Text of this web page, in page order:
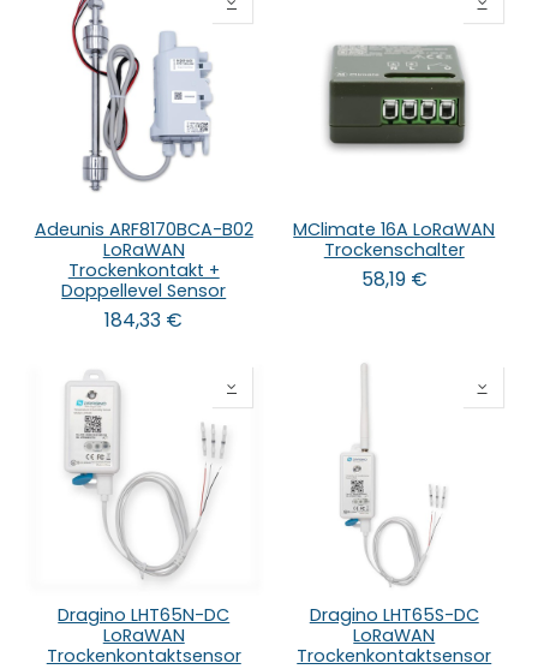
Adeunis ARF8170BCA-B02
LoRaWAN
Trockenkontakt +
Doppellevel Sensor
184,33 €
MClimate 16A LoRaWAN
Trockenschalter
58,19€
Dragino LHT65N-DC
LoRaWAN
Trockenkontaktsensor
Dragino LHT65S-DC
LoRaWAN
Trockenkontaktsensor